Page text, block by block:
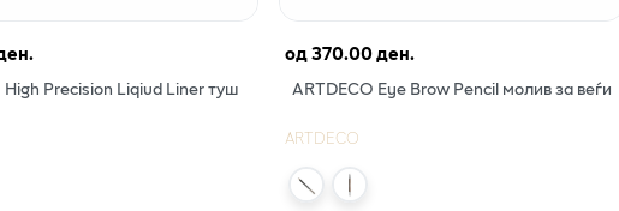
Precision Liqiud Liner туш
од370.00 ден.
ARTDECO Еye Brow Pencil молив за веѓи
ARTDECO